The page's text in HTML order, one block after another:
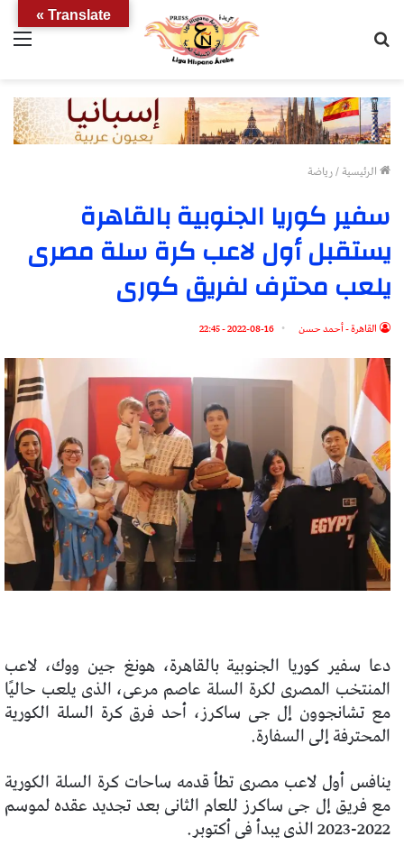
الرئيسية/رياضة
سفير كوريا الجنوبية بالقاهرة
يستقبل أول لاعب كرة سلة مصرى
يلعب محترف لفريق كورى
القاهرة - أحمد حسن 2022-08-16 - 22:45
دعا سفير كوريا الجنوبية بالقاهرة، هونغ جين ووك، لاعب
المنتخب المصرى لكرة السلة عاصم مرعى، الذى يلعب حاليًا
مع تشانجوون إل جى ساكرز، أحد فرق كرة السلة الكورية
المحترفة إلى السفارة.
ينافس أول لاعب مصرى تطأ قدمه ساحات كرة السلة الكورية
مع فريق إل جى ساكرز للعام الثانى بعد تجديد عقده لموسم
2022-2023 الذى يبدأ فى أكتوبر.
Translate »